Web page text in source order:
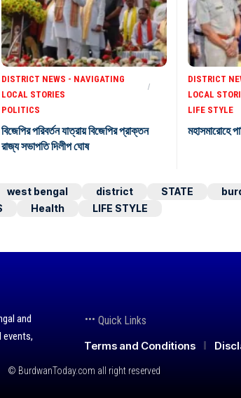
DISTRICT NEWS - NAVIGATING
LOCAL STORIES
POLITICS
বিজেপির পরিবর্তন যাত্রায় বিজেপির প্রাক্তন
রাজ্য সভাপতি দিলীপ ঘোষ
DISTRICT
LOCAL
LIFE STYLE
মহাসমারোহে
west bengal district STATE
Health LIFE STYLE
and
events,
Quick Links
Terms and Conditions
© BurdwanToday.com all right reserved